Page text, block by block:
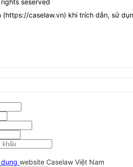
seserved
(https://caselaw.vn) khi trích dẫn, sử
website Caselaw Việt Nam